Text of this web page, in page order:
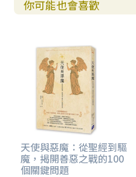
你可能也會喜歡
天使與惡魔：從聖經到驅
魔，揭開善惡之戰的100
個關鍵問題